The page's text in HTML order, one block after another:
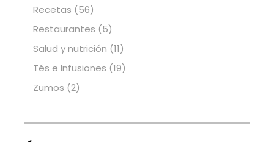
Recetas (56)
Restaurantes (5)
Salud y nutrición (11)
Tés e Infusiones (19)
Zumos (2)